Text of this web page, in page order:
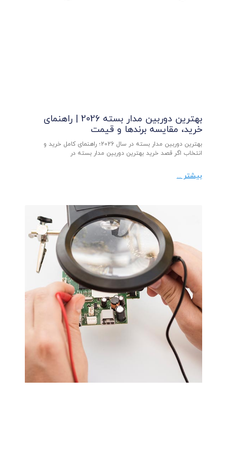
بهترین دوربین مدار بسته 2026 | راهنمای
خرید، مقایسه برندها و قیمت
بهترین دوربین مدار بسته در سال 2026؛ راهنمای کامل خرید و
انتخاب اگر قصد خرید بهترین دوربین مدار بسته در
بیشتر ...